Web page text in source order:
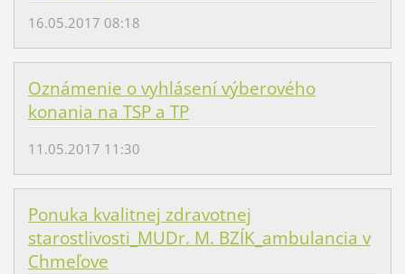
16.05.2017 08:18
Oznámenie o vyhlásení výberového
konania na TSP a TP
11.05.2017 11:30
Ponuka kvalitnej zdravotnej
starostlivosti_MUDr. M. BZÍK_ambulancia v
Chmeľove